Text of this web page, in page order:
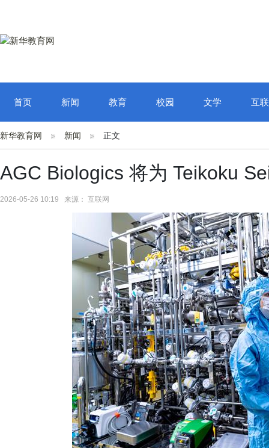
首页 新闻 教育 校园 文学 互
新华教育网 新闻 正文
AGC Biologics 将为 Teikoku
2026-05-26 10:19 来源： 互联网